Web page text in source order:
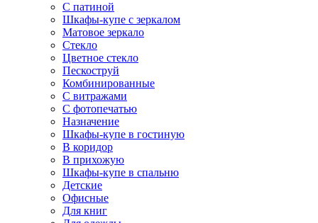
С патиной
Шкафы-купе с зеркалом
Матовое зеркало
Стекло
Цветное стекло
Пескоструй
Комбинированные
С витражами
С фотопечатью
Назначение
Шкафы-купе в гостиную
В коридор
В прихожую
Шкафы-купе в спальню
Детские
Офисные
Для книг